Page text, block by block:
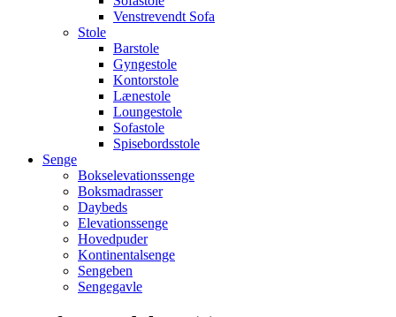
Venstrevendt Sofa
Stole
Barstole
Gyngestole
Kontorstole
Lænestole
Loungestole
Sofastole
Spisebordsstole
Senge
Bokselevationssenge
Boksmadrasser
Daybeds
Elevationssenge
Hovedpuder
Kontinentalsenge
Sengeben
Sengegavle